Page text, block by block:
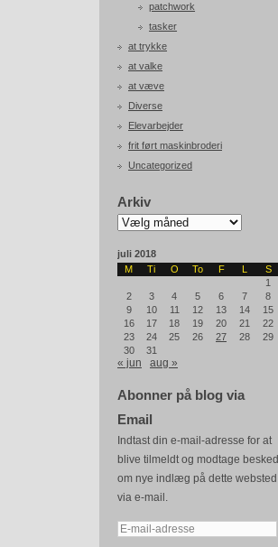
patchwork
tasker
at trykke
at valke
at væve
Diverse
Elevarbejder
frit ført maskinbroderi
Uncategorized
Arkiv
Arkiv
juli 2018
M
Ti O To F L
S
1
2
3 4 5 6 7
8
9
10 11 12 13 14
15
16
17 18 19 20 21
22
23
24 25 26 27 28
29
30
31
« jun aug »
Abonner på blog via
Email
Indtast din e-mail-adresse for at
blive tilmeldt og modtage besked
om nye indlæg på dette websted
via e-mail.
E-